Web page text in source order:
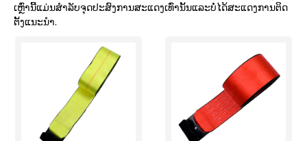
ເຫຼົ່ານີ້ແມ່ນສໍາລັບຈຸດປະສົງການສະແດງເທົ່ານັ້ນແລະບໍ່ໄດ້ສະແດງການຕິດ
ຕັ້ງແນະນໍາ.